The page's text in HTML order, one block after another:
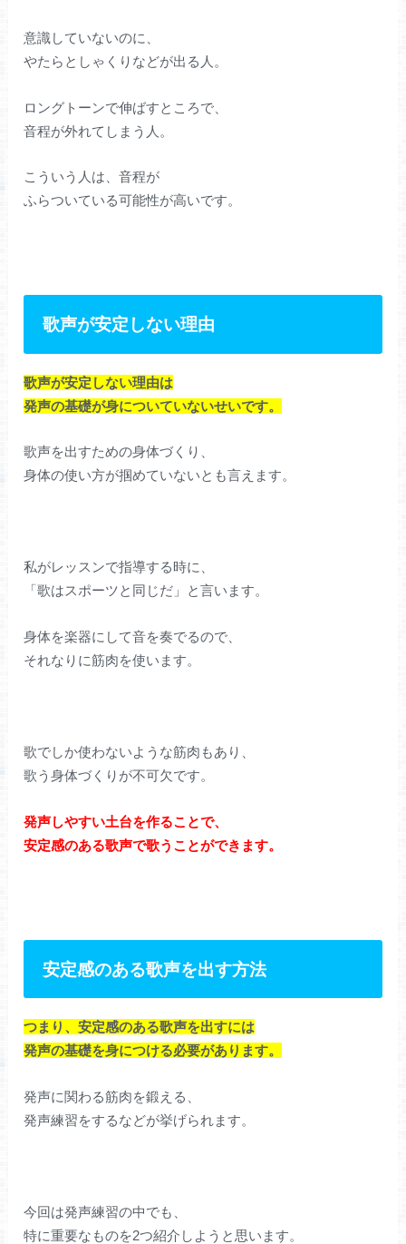
意識していないのに、
やたらとしゃくりなどが出る人。
ロングトーンで伸ばすところで、
音程が外れてしまう人。
こういう人は、音程が
ふらついている可能性が高いです。
歌声が安定しない理由
歌声が安定しない理由は
発声の基礎が身についていないせいです。
歌声を出すための身体づくり、
身体の使い方が掴めていないとも言えます。
私がレッスンで指導する時に、
「歌はスポーツと同じだ」と言います。
身体を楽器にして音を奏でるので、
それなりに筋肉を使います。
歌でしか使わないような筋肉もあり、
歌う身体づくりが不可欠です。
発声しやすい土台を作ることで、
安定感のある歌声で歌うことができます。
安定感のある歌声を出す方法
つまり、安定感のある歌声を出すには
発声の基礎を身につける必要があります。
発声に関わる筋肉を鍛える、
発声練習をするなどが挙げられます。
今回は発声練習の中でも、
特に重要なものを2つ紹介しようと思います。